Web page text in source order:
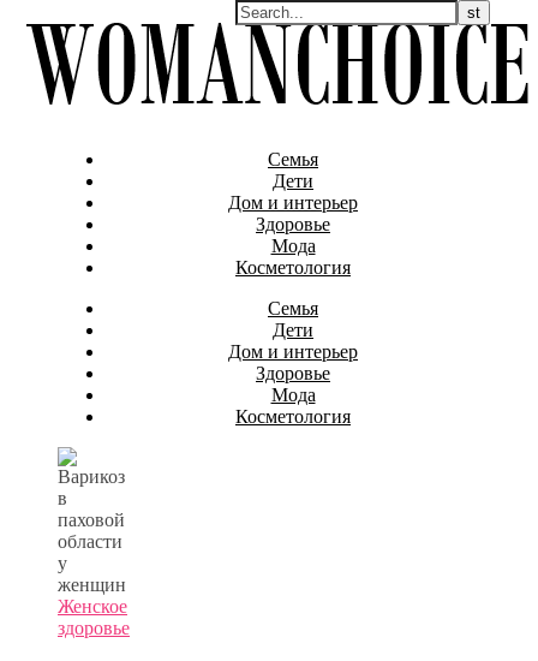
Семья
Дети
Дом и интерьер
Здоровье
Мода
Косметология
Семья
Дети
Дом и интерьер
Здоровье
Мода
Косметология
Женское
здоровье